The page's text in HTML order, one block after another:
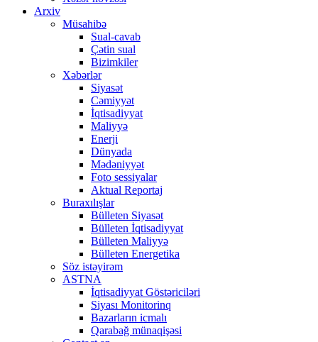
Arxiv
Müsahibə
Sual-cavab
Çətin sual
Bizimkiler
Xəbərlər
Siyasət
Cəmiyyət
İqtisadiyyat
Maliyyə
Enerji
Dünyada
Mədəniyyət
Foto sessiyalar
Aktual Reportaj
Buraxılışlar
Bülleten Siyasət
Bülleten İqtisadiyyat
Bülleten Maliyyə
Bülleten Energetika
Söz istəyirəm
ASTNA
İqtisadiyyat Göstəriciləri
Siyası Monitorinq
Bazarların icmalı
Qarabağ münaqişəsi